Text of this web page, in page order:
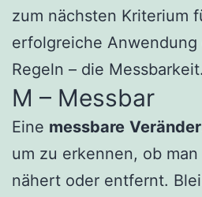
zum nächsten Kriterium
erfolgreiche Anwendung
Regeln – die Messbarkeit.
M – Messbar
Eine messbare
um zu erkennen, ob
nähert oder entfernt.